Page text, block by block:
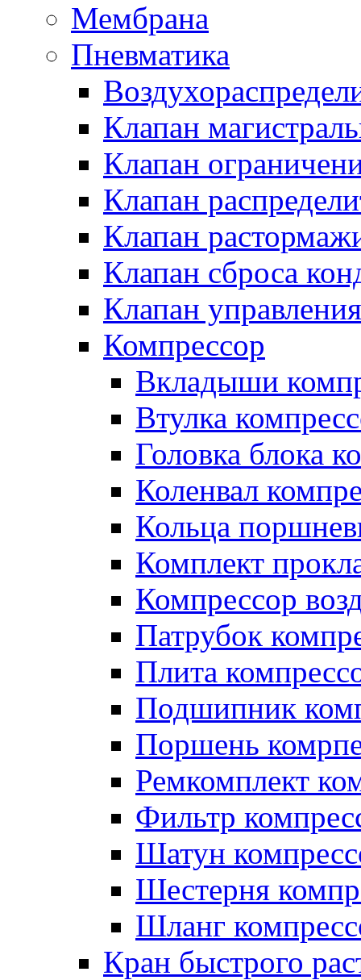
Мембрана
Пневматика
Клапан
Клапан
Клапан
Клапан
Клапан сброса
Клапан управления
Компрессор
Вкладыши
Втулка
Головка блока
Коленвал
Кольца
Комплект
Компрессор
Патрубок
Плита
Подшипник
Поршень
Ремкомплект
Фильтр
Шатун
Шестерня
Шланг
Кран быстрого